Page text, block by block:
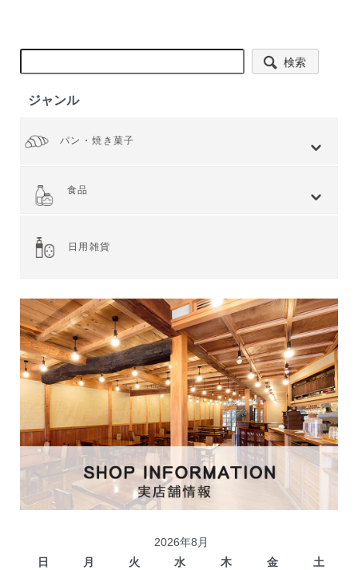
検索
ジャンル
パン・焼き菓子
食品
日用雑貨
2026年8月
日
月 火 水 木 金
土